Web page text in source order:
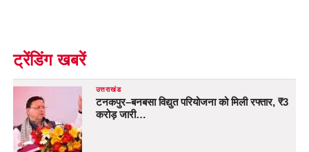
ट्रेंडिंग खबरें
उत्तराखंड
टनकपुर–बनबसा विद्युत परियोजना को मिली रफ्तार, ₹3
करोड़ जारी…